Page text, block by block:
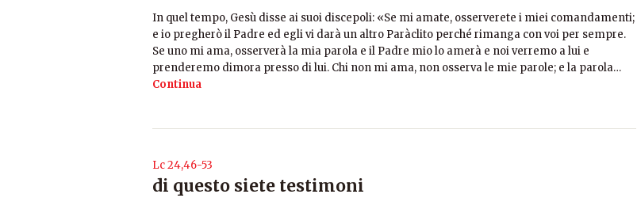
In quel tempo, Gesù disse ai suoi discepoli: «Se mi amate, osserverete i miei comandamenti;
e io pregherò il Padre ed egli vi darà un altro Paràclito perché rimanga con voi per sempre.
Se uno mi ama, osserverà la mia parola e il Padre mio lo amerà e noi verremo a lui e
prenderemo dimora presso di lui. Chi non mi ama, non osserva le mie parole; e la parola…
Continua
Lc 24,46-53
di questo siete testimoni